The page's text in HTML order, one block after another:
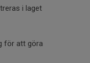
i laget
för att göra